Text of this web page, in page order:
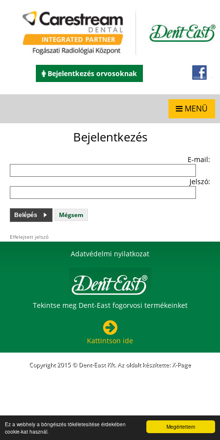
Megértettem
Ez a webhely a böngészés tökéletesítése érdekében
cookie-kat használ.
Bejelentkezés orvosoknak
MENÜ
Bejelentkezés
E-mail:
Jelszó:
Mégsem
Elfelejtett jelszó
Adatvédelmi nyilatkozat
Tekintse meg Dent-East fogorvosi termékeinket
Kattintson ide
Copyright 2015 © Dent-East Kft. Az oldalt készítette:X-Page